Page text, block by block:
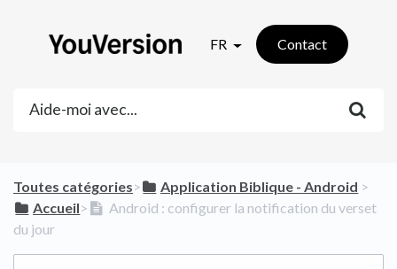
FR Contact
Toutes catégories​>​ ​Application Biblique - Android ​ > ​
​Accueil​>​
Android : configurer la notification du verset
du jour